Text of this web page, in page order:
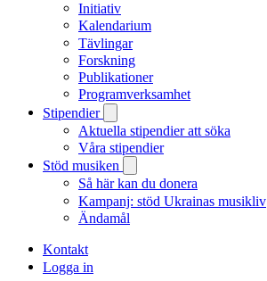
Initiativ
Kalendarium
Tävlingar
Forskning
Publikationer
Programverksamhet
Stipendier
Aktuella stipendier att söka
Våra stipendier
Stöd musiken
Så här kan du donera
Kampanj: stöd Ukrainas musikliv
Ändamål
Kontakt
Logga in